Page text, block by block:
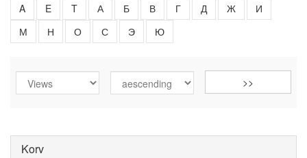
A E T А Б В Г Д Ж
И
М
Н О С Э Ю
Korv